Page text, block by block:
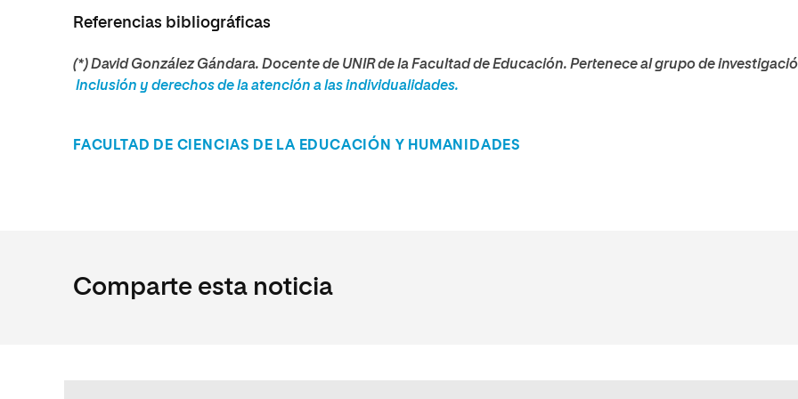
Referencias bibliográficas
(*) David González Gándara. Docente de UNIR de la Facultad de Educación. Pertenece al grupo de
Inclusión y derechos de la atención a las individualidades.
FACULTAD DE CIENCIAS DE LA EDUCACIÓN Y HUMANIDADES
Comparte esta noticia